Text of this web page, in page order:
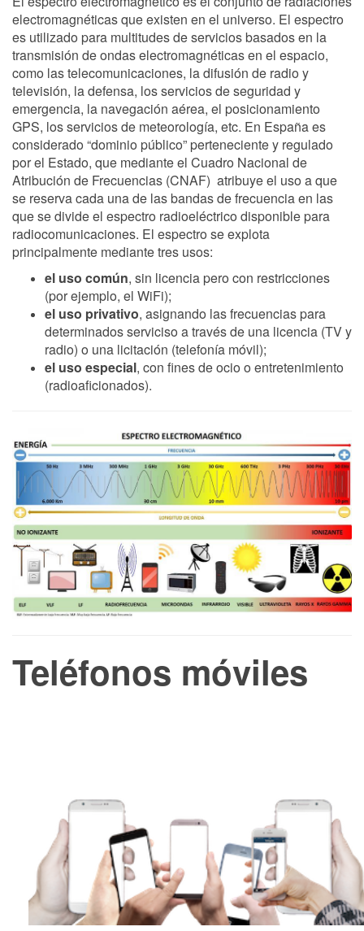
electromagnéticas que existen en el universo. El espectro
es utilizado para multitudes de servicios basados en la
transmisión de ondas electromagnéticas en el espacio,
como las telecomunicaciones, la difusión de radio y
televisión, la defensa, los servicios de seguridad y
emergencia, la navegación aérea, el posicionamiento
GPS, los servicios de meteorología, etc. En España es
considerado “dominio público” perteneciente y regulado
por el Estado, que mediante el Cuadro Nacional de
Atribución de Frecuencias (CNAF) atribuye el uso a que
se reserva cada una de las bandas de frecuencia en las
que se divide el espectro radioeléctrico disponible para
radiocomunicaciones. El espectro se explota
principalmente mediante tres usos:
el uso común, sin licencia pero con restricciones
(por ejemplo, el WiFi);
el uso privativo, asignando las frecuencias para
determinados serviciso a través de una licencia (TV y
radio) o una licitación (telefonía móvil);
el uso especial, con fines de ocio o entretenimiento
(radioaficionados).
Teléfonos móviles